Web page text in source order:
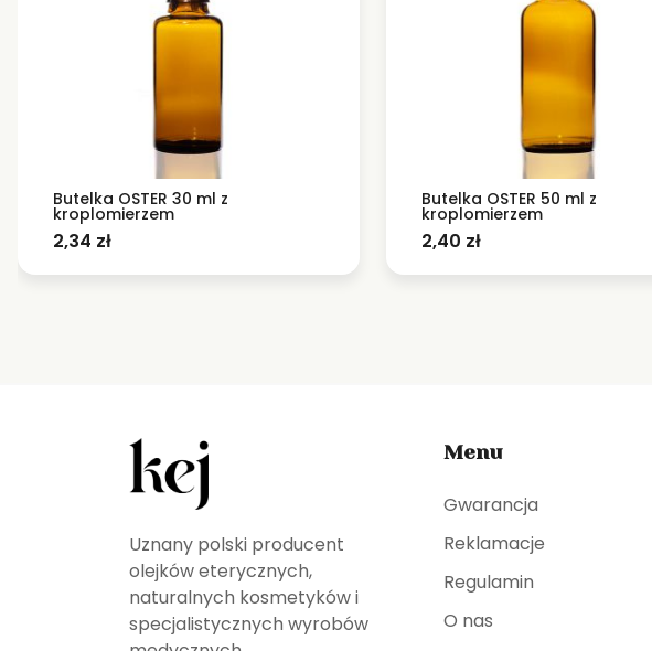
Butelka OSTER 30 ml z
kroplomierzem
2,34 zł
Butelka OSTER 50 ml z
kroplomierzem
2,40 zł
Uznany polski producent
olejków eterycznych,
naturalnych kosmetyków i
specjalistycznych wyrobów
Menu
Gwarancja
Reklamacje
Regulamin
O nas